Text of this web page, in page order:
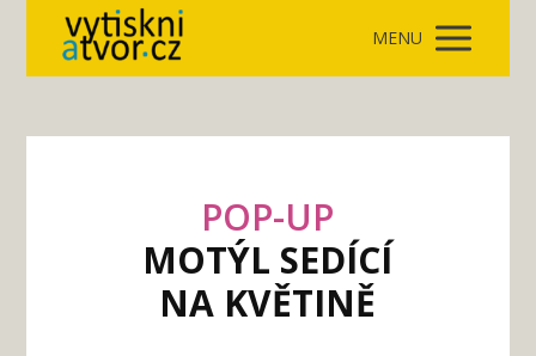
MENU
POP-UP
MOTÝL SEDÍCÍ
NA KVĚTINĚ